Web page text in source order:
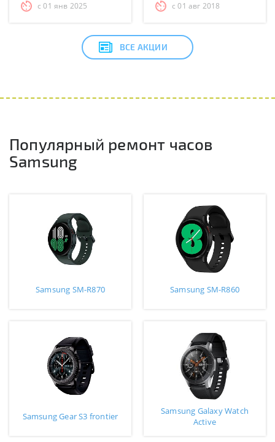
с 01 янв 2025 с 01 авг 2018
ВСЕ АКЦИИ
Популярный ремонт часов
Samsung
Samsung SM-R870 Samsung SM-R860
Samsung Gear S3 frontier
Samsung Galaxy Watch
Active